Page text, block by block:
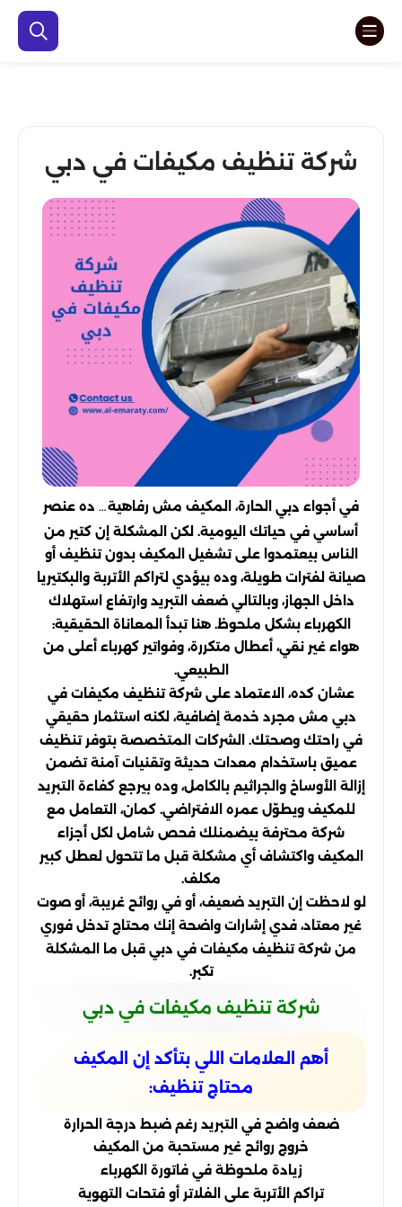
شركة تنظيف مكيفات في دبي
في أجواء دبي الحارة، المكيف مش رفاهية… ده عنصر
أساسي في حياتك اليومية. لكن المشكلة إن كتير من
الناس بيعتمدوا على تشغيل المكيف بدون تنظيف أو
صيانة لفترات طويلة، وده بيؤدي لتراكم الأتربة والبكتيريا
داخل الجهاز، وبالتالي ضعف التبريد وارتفاع استهلاك
الكهرباء بشكل ملحوظ. هنا تبدأ المعاناة الحقيقية:
هواء غير نقي، أعطال متكررة، وفواتير كهرباء أعلى من
الطبيعي.
عشان كده، الاعتماد على شركة تنظيف مكيفات في
دبي مش مجرد خدمة إضافية، لكنه استثمار حقيقي
في راحتك وصحتك. الشركات المتخصصة بتوفر تنظيف
عميق باستخدام معدات حديثة وتقنيات آمنة تضمن
إزالة الأوساخ والجراثيم بالكامل، وده بيرجع كفاءة التبريد
للمكيف ويطوّل عمره الافتراضي. كمان، التعامل مع
شركة محترفة بيضمنلك فحص شامل لكل أجزاء
المكيف واكتشاف أي مشكلة قبل ما تتحول لعطل كبير
مكلف.
لو لاحظت إن التبريد ضعيف، أو في روائح غريبة، أو صوت
غير معتاد، فدي إشارات واضحة إنك محتاج تدخل فوري
من شركة تنظيف مكيفات في دبي قبل ما المشكلة
تكبر.
شركة تنظيف مكيفات في دبي
أهم العلامات اللي بتأكد إن المكيف
محتاج تنظيف:
ضعف واضح في التبريد رغم ضبط درجة الحرارة
خروج روائح غير مستحبة من المكيف
زيادة ملحوظة في فاتورة الكهرباء
تراكم الأتربة على الفلاتر أو فتحات التهوية